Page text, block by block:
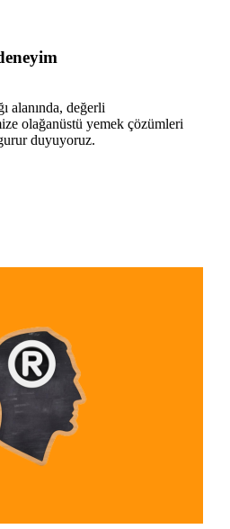
alanında, değerli
olağanüstü yemek çözümleri
duyuyoruz.